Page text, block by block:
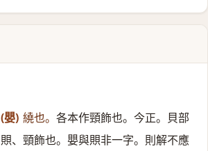
(嬰) 繞也。 各本作頸飾也。今正。貝部
賏、頸飾也。嬰與賏非一字。則解不應